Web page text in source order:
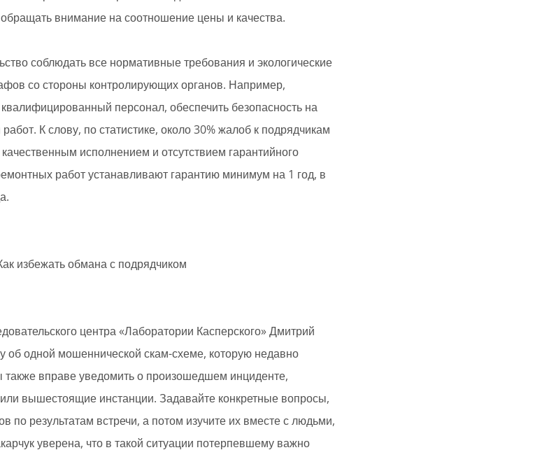
обращать внимание на соотношение цены и качества.
соблюдать все нормативные требования и экологические
со стороны контролирующих органов. Например,
персонал, обеспечить безопасность на
К слову, по статистике, около 30% жалоб к подрядчикам
исполнением и отсутствием гарантийного
работ устанавливают гарантию минимум на 1 год, в
центра «Лаборатории Касперского» Дмитрий
об одной мошеннической скам-схеме, которую недавно
вправе уведомить о произошедшем инциденте,
вышестоящие инстанции. Задавайте конкретные вопросы,
по результатам встречи, а потом изучите их вместе с людьми,
уверена, что в такой ситуации потерпевшему важно